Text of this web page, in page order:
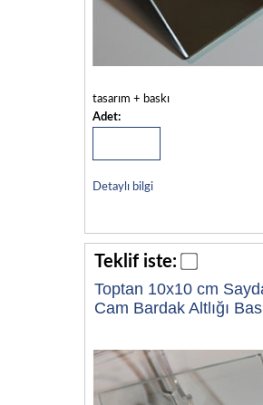
tasarım + baskı
Adet:
Detaylı bilgi
Teklif iste:
Toptan 10x10 cm
Cam Bardak Altlığı